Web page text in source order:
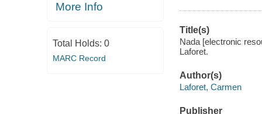
More Info
Total Holds: 0
MARC Record
Title(s)
Nada [electronic
Laforet.
Author(s)
Laforet, Carmen
Publisher